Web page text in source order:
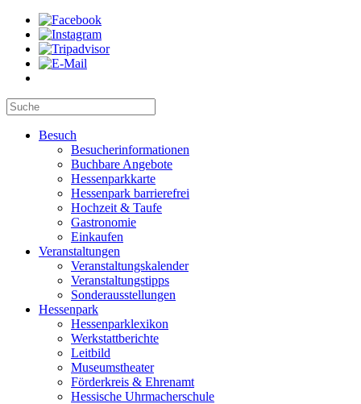
Besuch
Besucherinformationen
Buchbare Angebote
Hessenparkkarte
Hessenpark barrierefrei
Hochzeit & Taufe
Gastronomie
Einkaufen
Veranstaltungen
Veranstaltungskalender
Veranstaltungstipps
Sonderausstellungen
Hessenpark
Hessenparklexikon
Werkstattberichte
Leitbild
Museumstheater
Förderkreis & Ehrenamt
Hessische Uhrmacherschule